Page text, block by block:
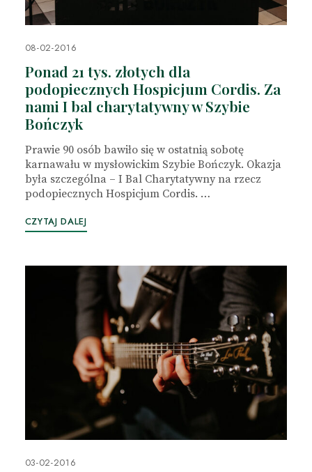
08-02-2016
Ponad 21 tys. złotych dla
podopiecznych Hospicjum Cordis. Za
nami I bal charytatywny w Szybie
Bończyk
Prawie 90 osób bawiło się w ostatnią sobotę
karnawału w mysłowickim Szybie Bończyk. Okazja
była szczególna – I Bal Charytatywny na rzecz
podopiecznych Hospicjum Cordis. …
CZYTAJ DALEJ
03-02-2016